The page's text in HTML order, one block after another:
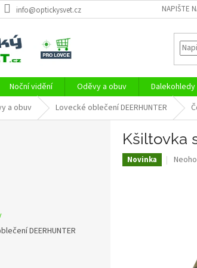
info@optickysvet.cz NAPIŠTE
Noční vidění Oděvy a obuv Dalekohledy
a obuv Lovecké oblečení DEERHUNTER
DEERHUNTER
Kšiltovka
Novinka